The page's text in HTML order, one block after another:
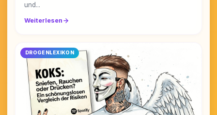
und...
Weiterlesen
DROGENLEXIKON